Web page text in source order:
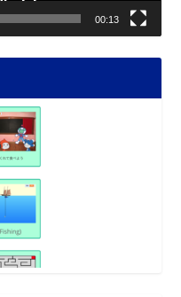
00:13